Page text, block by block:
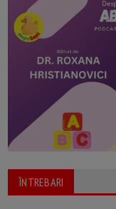
ÎNTREBARI